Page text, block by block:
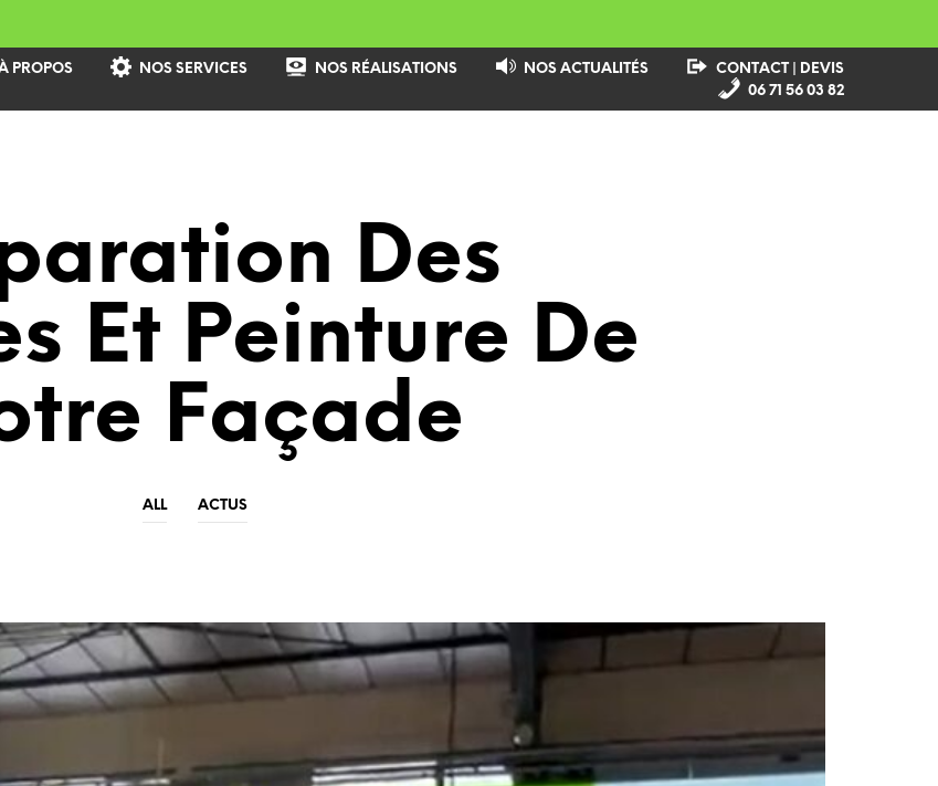
PROPOS NOS SERVICES NOS RÉALISATIONS NOS ACTUALITÉS
CONTACT | DEVIS
06 71 56 03 82
Des
Et Peinture De
Façade
ALL ACTUS